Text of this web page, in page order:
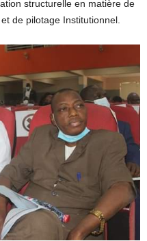
structurelle en matière de
de pilotage Institutionnel.